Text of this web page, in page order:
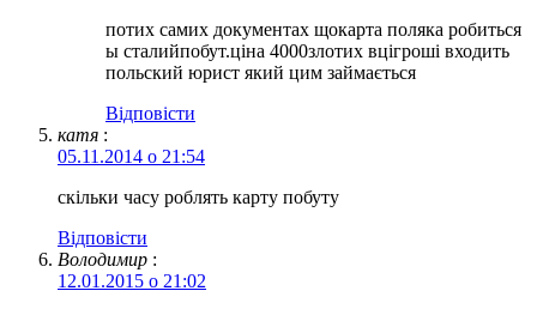
потих самих документах щокарта поляка робиться
ы сталийпобут.ціна 4000злотих вцігроші входить
польский юрист який цим займається
Відповіcти
катя :
05.11.2014 о 21:54
скільки часу роблять карту побуту
Відповіcти
Володимир :
12.01.2015 о 21:02